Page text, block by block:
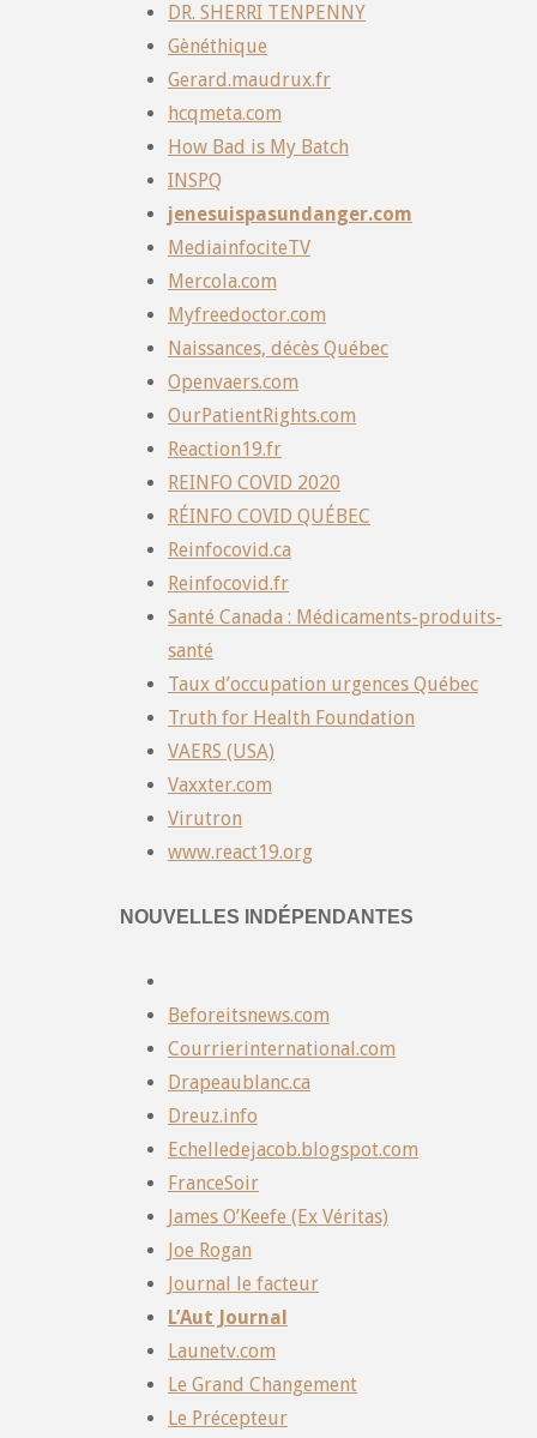
DR. SHERRI TENPENNY
Gènéthique
Gerard.maudrux.fr
hcqmeta.com
How Bad is My Batch
INSPQ
jenesuispasundanger.com
MediainfociteTV
Mercola.com
Myfreedoctor.com
Naissances, décès Québec
Openvaers.com
OurPatientRights.com
Reaction19.fr
REINFO COVID 2020
RÉINFO COVID QUÉBEC
Reinfocovid.ca
Reinfocovid.fr
Santé Canada : Médicaments-produits-
santé
Taux d’occupation urgences Québec
Truth for Health Foundation
VAERS (USA)
Vaxxter.com
Virutron
www.react19.org
NOUVELLES INDÉPENDANTES
Beforeitsnews.com
Courrierinternational.com
Drapeaublanc.ca
Dreuz.info
Echelledejacob.blogspot.com
FranceSoir
James O’Keefe (Ex Véritas)
Joe Rogan
Journal le facteur
L’Aut Journal
Launetv.com
Le Grand Changement
Le Précepteur